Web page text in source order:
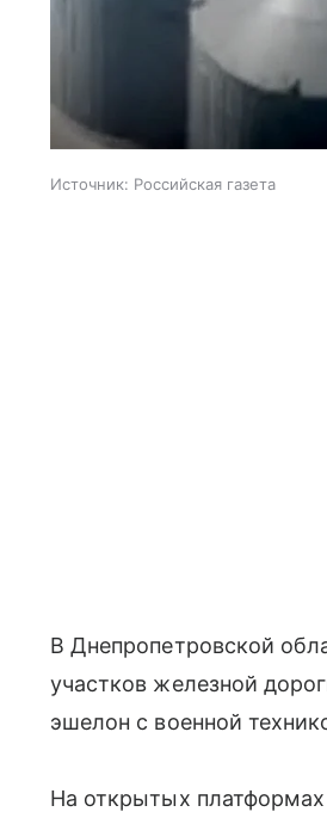
Источник: Российская газета
В Днепропетровской
участков железной
эшелон с военной
На открытых